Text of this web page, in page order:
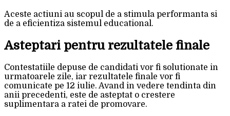
Aceste actiuni au scopul de a stimula performanta si
de a eficientiza sistemul educational.
Asteptari pentru rezultatele finale
Contestatiile depuse de candidati vor fi solutionate in
urmatoarele zile, iar rezultatele finale vor fi
comunicate pe 12 iulie. Avand in vedere tendinta din
anii precedenti, este de asteptat o crestere
suplimentara a ratei de promovare.